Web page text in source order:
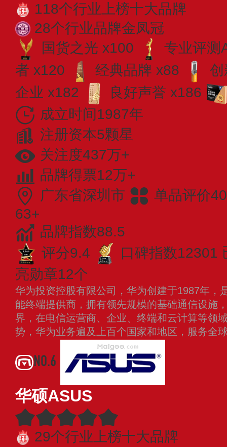
118个行业上榜十大品牌
28个行业品牌金凤冠
国货之光 x100
专业​评测
者 x120
经典品牌 x88
企业 x182
良好声誉 x186
成立时间1987年
注册资本5颗星
关注度437万+
品牌得票12万+
广东省深圳市
单品评价
63+
品牌指数88.5
评分9.4
口碑指数12301
亮勋章12个
华为投资控股有限公司，华为创建于1987年，
能终端提供商，拥有领先规模的基础通信设施
界，在电信运营商、企业、终端和云计算等领
势，华为业务遍及上百个国家和地区，服务全
NO.6
华硕ASUS
29个行业上榜十大品牌